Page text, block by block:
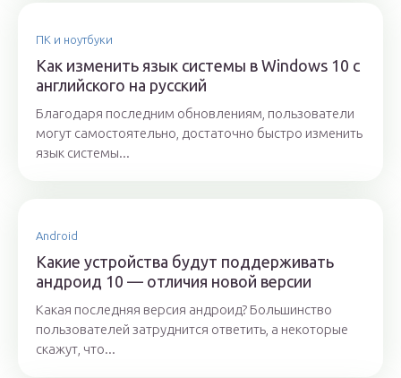
ПК и ноутбуки
Как изменить язык системы в Windows 10 с
английского на русский
Благодаря последним обновлениям, пользователи
могут самостоятельно, достаточно быстро изменить
язык системы...
Android
Какие устройства будут поддерживать
андроид 10 — отличия новой версии
Какая последняя версия андроид? Большинство
пользователей затруднится ответить, а некоторые
скажут, что...